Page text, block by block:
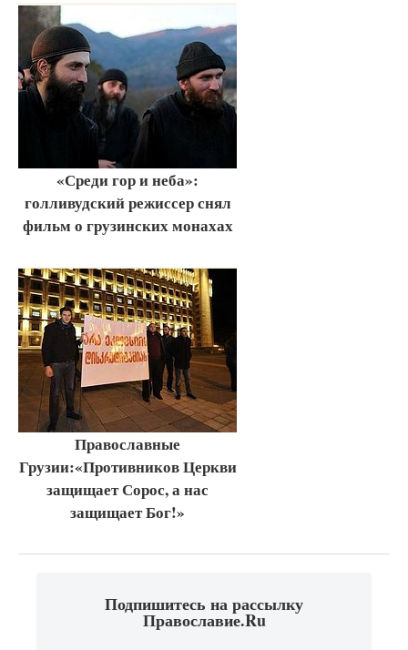
«Среди гор и неба»:
голливудский режиссер снял
фильм о грузинских монахах
Православные
Грузии:«Противников Церкви
защищает Сорос, а нас
защищает Бог!»
Подпишитесь на рассылку
Православие.Ru